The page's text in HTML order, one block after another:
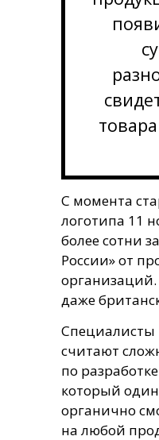
С момента
логотипа 11
более сотни
России» от
организаций.
даже
Специалисты
считают
по
который
органично
на любой